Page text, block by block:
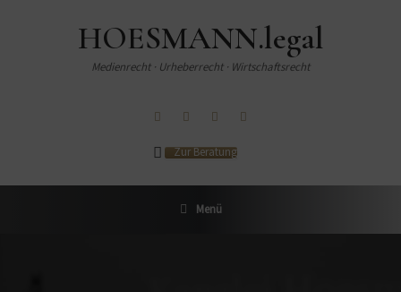
HOESMANN.legal
Medienrecht · Urheberrecht · Wirtschaftsrecht
Zur Beratung
Menü